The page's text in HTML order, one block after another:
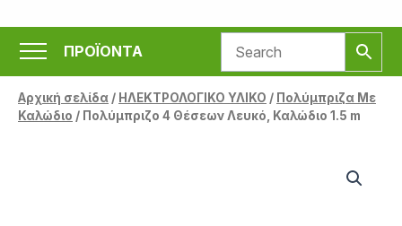
ΠΡΟΪΟΝΤΑ
Αρχική σελίδα/ ΗΛΕΚΤΡΟΛΟΓΙΚΟ ΥΛΙΚΟ / Πολύμπριζα Με
Καλώδιο / Πολύμπριζο 4 Θέσεων Λευκό, Καλώδιο 1.5 m